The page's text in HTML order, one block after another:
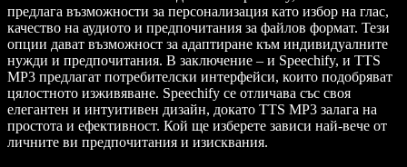
предлага възможности за персонализация като избор на глас,
качество на аудиото и предпочитания за файлов формат. Тези
опции дават възможност за адаптиране към индивидуалните
нужди и предпочитания. В заключение – и Speechify, и TTS
MP3 предлагат потребителски интерфейси, които подобряват
цялостното изживяване. Speechify се отличава със своя
елегантен и интуитивен дизайн, докато TTS MP3 залага на
простота и ефективност. Кой ще изберете зависи най-вече от
личните ви предпочитания и изисквания.